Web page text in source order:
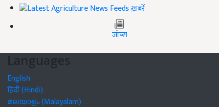
ख़बरें
जॉब्स
Languages
English
हिंदी (Hindi)
മലയാളം (Malayalam)